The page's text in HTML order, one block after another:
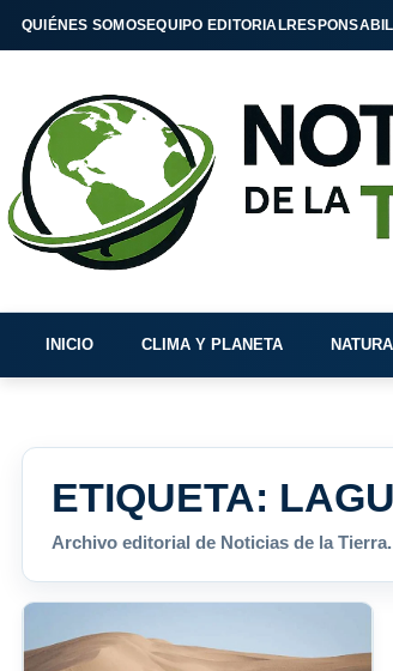
QUIÉNES SOMOSEQUIPO EDITORIAL
INICIO CLIMA Y PLANETA
ETIQUETA:
Archivo editorial de Noticias de la Tierra.